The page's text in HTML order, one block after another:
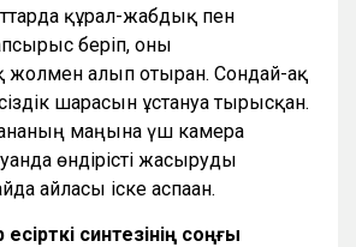
құрал-жабдық пен
беріп, оны
жолмен алып отырған. Сондай-ақ
шараcын ұстануға тырысқан.
маңына үш камера
өндірісті жасыруды
айласы іске аспаған.
синтезінің соңғы